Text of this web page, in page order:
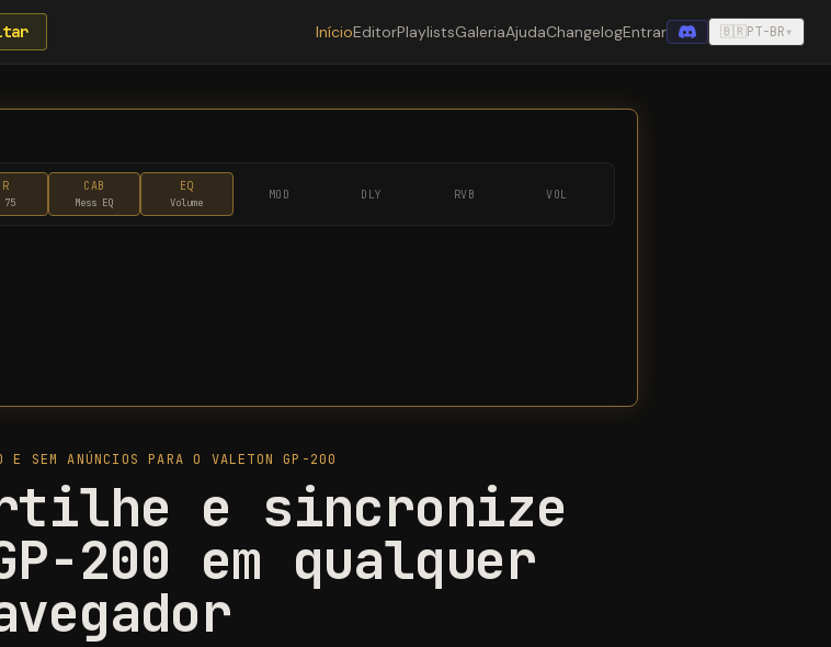
InícioEditorPlaylistsGaleriaAjudaChangelogEntrar 🇧🇷PT-BR▾
75
CAB
Mess EQ
EQ
Volume
MOD DLY RVB VOL
E SEM ANÚNCIOS PARA O VALETON GP-200
e sincronize
200 em qualquer